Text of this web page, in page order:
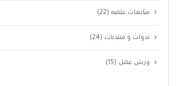
متابعات علميه(22)
ندوات و منتديات (24)
ورش عمل (15)